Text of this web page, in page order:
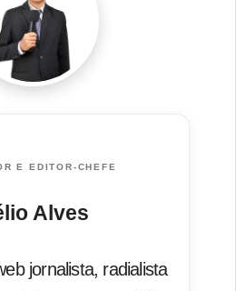
E EDITOR-CHEFE
Alves
jornalista, radialista